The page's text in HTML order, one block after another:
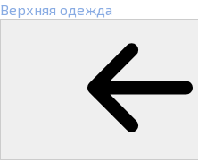
Верхняя одежда